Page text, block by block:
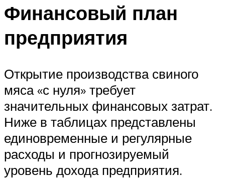
Финансовый план
предприятия
Открытие производства свиного
мяса «с нуля» требует
значительных финансовых затрат.
Ниже в таблицах представлены
единовременные и регулярные
расходы и прогнозируемый
уровень дохода предприятия.